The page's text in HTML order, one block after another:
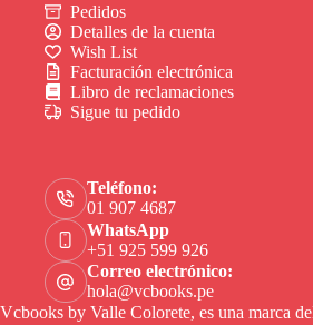
Pedidos
Detalles de la cuenta
Wish List
Facturación electrónica
Libro de reclamaciones
Sigue tu pedido
Teléfono:
01 907 4687
WhatsApp
+51 925 599 926
Correo electrónico:
hola@vcbooks.pe
Vcbooks by Valle Colorete, es una marca